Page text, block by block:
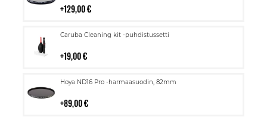
129,00 €
Caruba Cleaning kit -puhdistussetti
19,00 €
Lisää
Hoya ND16 Pro -harmaasuodin, 82mm
89,00 €
Lisää